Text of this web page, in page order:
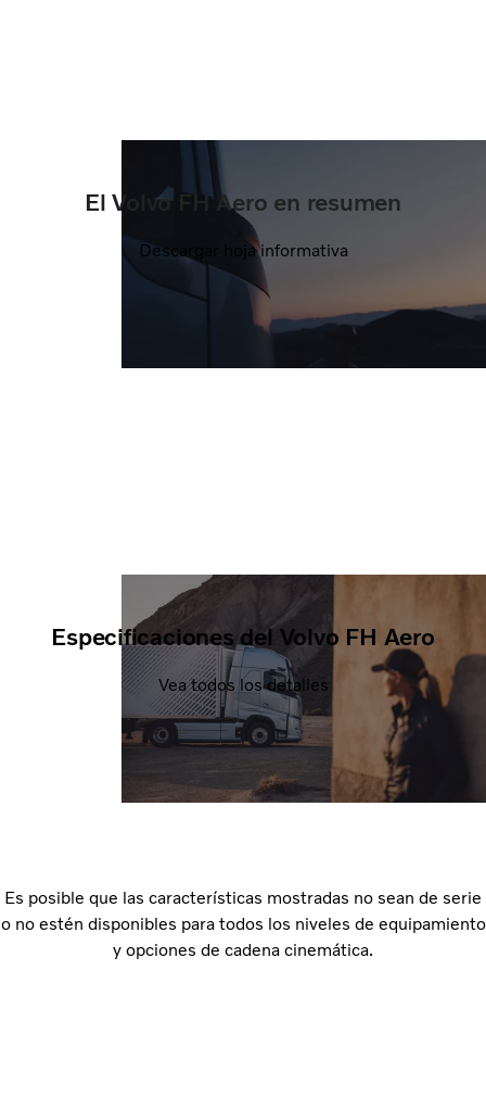
El Volvo FH Aero en resumen
Descargar hoja informativa
Especificaciones del Volvo FH Aero
Vea todos los detalles
Es posible que las características mostradas no sean de serie
o no estén disponibles para todos los niveles de equipamiento
y opciones de cadena cinemática.